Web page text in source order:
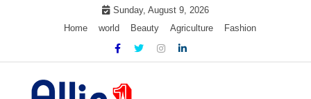
Sunday, August 9, 2026
Home
world Beauty Agriculture Fashion